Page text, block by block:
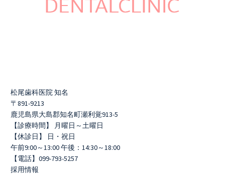
松尾歯科医院 知名
〒891-9213
鹿児島県大島郡知名町瀬利覚913-5
【診療時間】 月曜日～土曜日
【休診日】 日・祝日
午前9:00～13:00 午後：14:30～18:00
【電話】099-793-5257
採用情報